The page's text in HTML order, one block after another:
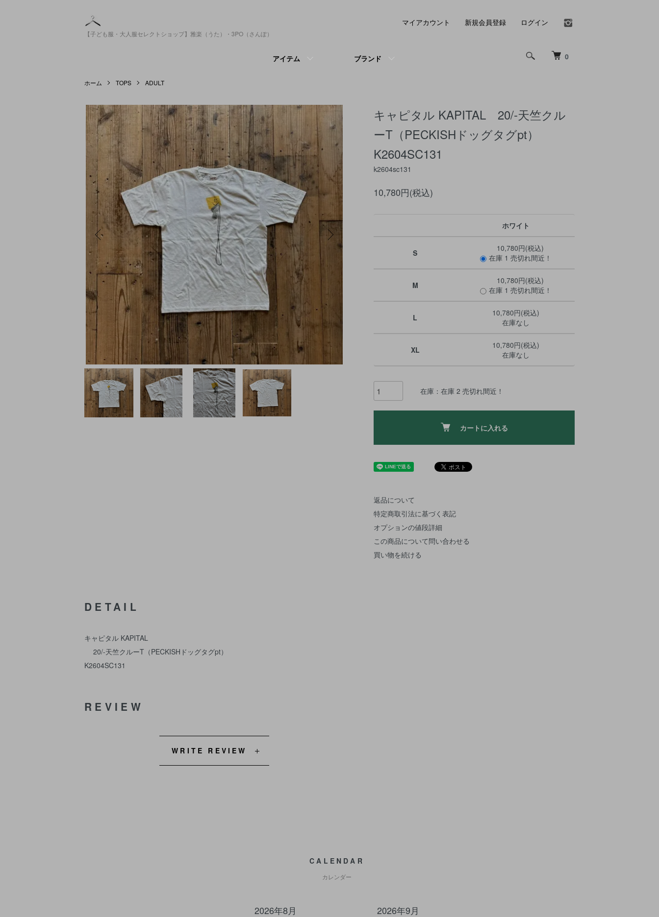
【子ども服・大人服セレクトショップ】雅楽（うた）・3PO（さんぽ）
0
アイテム ブランド
マイアカウント 新規会員登録 ログイン
ホーム TOPS ADULT
キャピタル KAPITAL 20/-天竺クル
ーT（PECKISHドッグタグpt）
K2604SC131
k2604sc131
10,780円(税込)
ホワイト
S
10,780円(税込)
在庫 1 売切れ間近！
M
10,780円(税込)
在庫 1 売切れ間近！
L
10,780円(税込)
在庫なし
XL
10,780円(税込)
在庫なし
在庫：在庫 2 売切れ間近！
カートに入れる
返品について
特定商取引法に基づく表記
オプションの値段詳細
この商品について問い合わせる
買い物を続ける
DETAIL
キャピタル KAPITAL
20/-天竺クルーT（PECKISHドッグタグpt）
K2604SC131
REVIEW
WRITE REVIEW
CALENDAR
カレンダー
2026年8月 2026年9月